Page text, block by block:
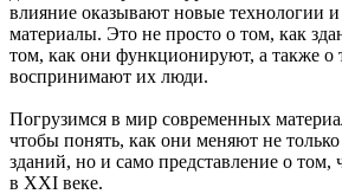
влияние оказывают новые технологии
материалы. Это не просто о том, как
том, как они функционируют, а также о
воспринимают их люди.
Погрузимся в мир современных
чтобы понять, как они меняют не
зданий, но и само представление о том,
в XXI веке.